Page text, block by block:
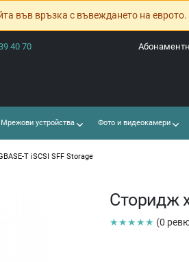
във връзка с въвеждането на
40 70
устройства Фото и видеокамери
T iSCSI SFF Storage
Сторидж
★★★★★ (0